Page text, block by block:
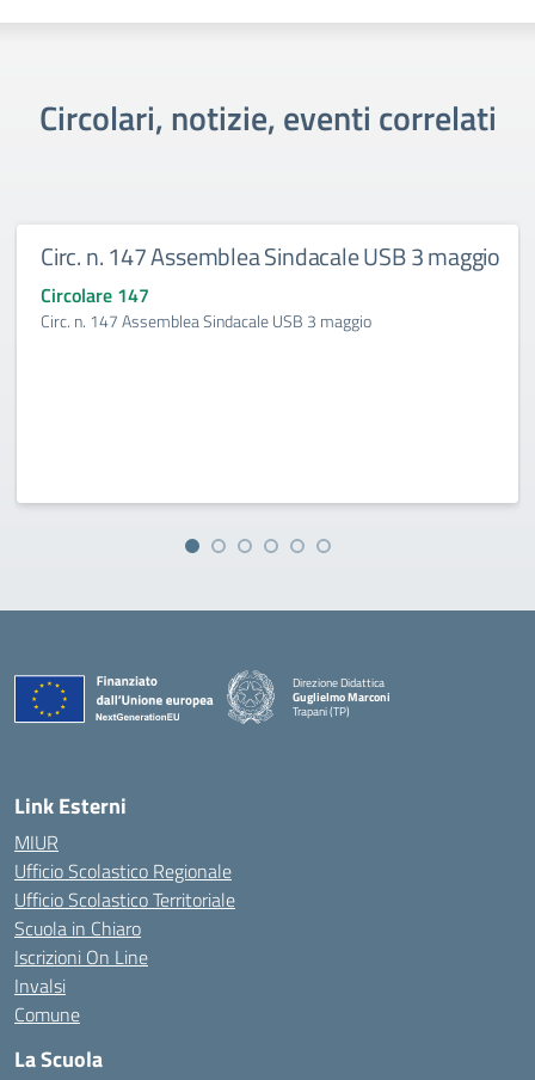
Circolari, notizie, eventi correlati
Circ. n. 147 Assemblea Sindacale USB 3 maggio
Circolare 147
Circ. n. 147 Assemblea Sindacale USB 3 maggio
Direzione Didattica
Guglielmo Marconi
Trapani (TP)
Link Esterni
MIUR
Ufficio Scolastico Regionale
Ufficio Scolastico Territoriale
Scuola in Chiaro
Iscrizioni On Line
Invalsi
Comune
La Scuola